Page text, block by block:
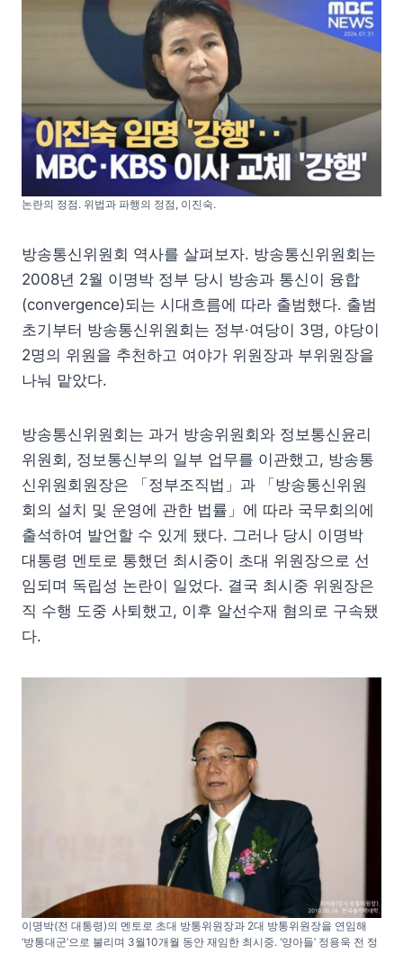
논란의 정점. 위법과 파행의 정점, 이진숙.
방송통신위원회 역사를 살펴보자. 방송통신위원회는
2008년 2월 이명박 정부 당시 방송과 통신이 융합
(convergence)되는 시대흐름에 따라 출범했다. 출범
초기부터 방송통신위원회는 정부·여당이 3명, 야당이
2명의 위원을 추천하고 여야가 위원장과 부위원장을
나눠 맡았다.
방송통신위원회는 과거 방송위원회와 정보통신윤리
위원회, 정보통신부의 일부 업무를 이관했고, 방송통
신위원회원장은 「정부조직법」과 「방송통신위원
회의 설치 및 운영에 관한 법률」에 따라 국무회의에
출석하여 발언할 수 있게 됐다. 그러나 당시 이명박
대통령 멘토로 통했던 최시중이 초대 위원장으로 선
임되며 독립성 논란이 일었다. 결국 최시중 위원장은
직 수행 도중 사퇴했고, 이후 알선수재 혐의로 구속됐
다.
이명박(전 대통령)의 멘토로 초대 방통위원장과 2대 방통위원장을 연임해
‘방통대군’으로 불리며 3월10개월 동안 재임한 최시중. ‘양아들’ 정용욱 전 정